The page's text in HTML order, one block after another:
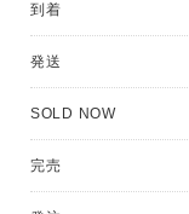
到着
発送
SOLD NOW
完売